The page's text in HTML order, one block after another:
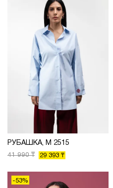
РУБАШКА, М 2515
41 990 ₸
29 393 ₸
-53%